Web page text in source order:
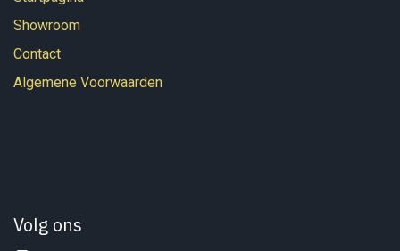
Showroom
Contact
Algemene Voorwaarden
Volg ons